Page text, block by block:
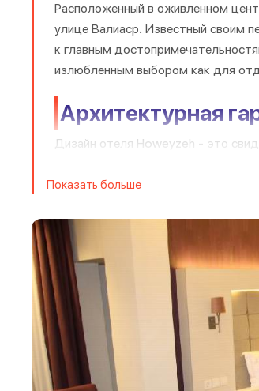
Расположенный в оживленном
улице Валиаср. Известный своим
к главным
излюбленным выбором как для
Архитектурная
Дизайн отеля Howeyzeh - это
позволяет создать убежище для
Разнообразные
путешественника
Предлагая широкий выбор
удовлетворить самые
деталям и оснащенный
Кулинарное
Показать больше